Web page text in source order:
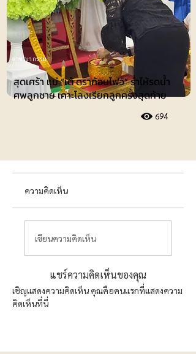
สุดเศร้า แม่ “เต้ ดราก้อนไฟว์” ร่ำไห้รดน้ำ
ศพลูกชาย เคาะโลงเรียกลูกครั้งสุดท้าย
694
อาชญากรรม
ความคิดเห็น
เขียนความคิดเห็น
แชร์ความคิดเห็นของคุณ
เชิญแสดงความคิดเห็น คุณคือคนแรกที่แสดงความ
คิดเห็นที่นี่